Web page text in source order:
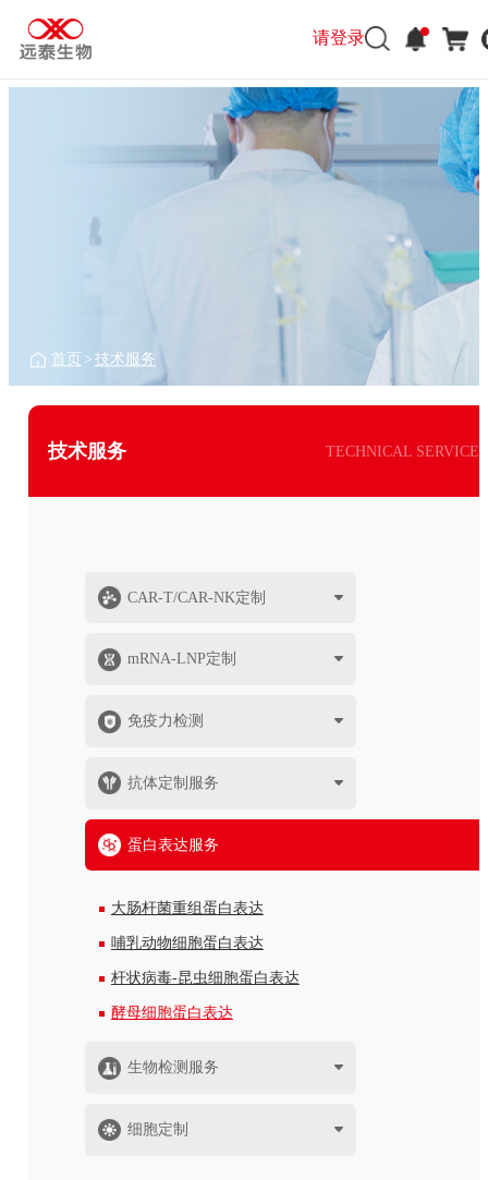
请登录
技术服务 TECHNICAL SERVICE
首页 > 技术服务
CAR-T/CAR-NK定制
mRNA-LNP定制
免疫力检测
抗体定制服务
蛋白表达服务
大肠杆菌重组蛋白表达
哺乳动物细胞蛋白表达
杆状病毒-昆虫细胞蛋白表达
酵母细胞蛋白表达
生物检测服务
细胞定制